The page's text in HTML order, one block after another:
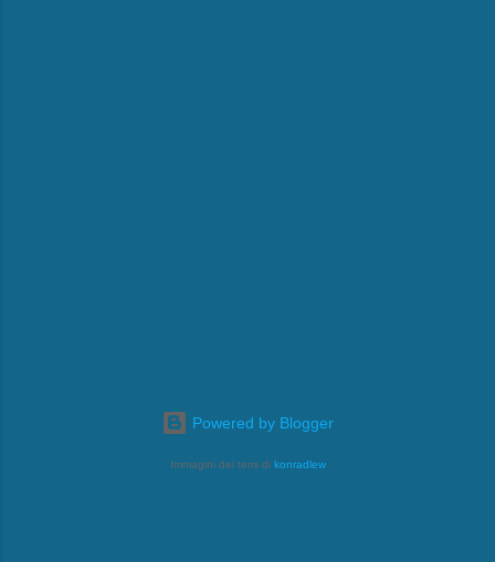
Powered by Blogger
Immagini dei temi di konradlew